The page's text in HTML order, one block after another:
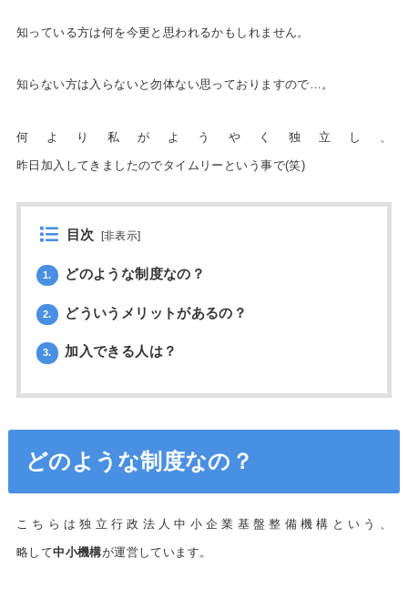
知っている方は何を今更と思われるかもしれません。
知らない方は入らないと勿体ない思っておりますので…。
何より私がようやく独立し、
昨日加入してきましたのでタイムリーという事で(笑)
目次 [非表示]
1. どのような制度なの？
2. どういうメリットがあるの？
3. 加入できる人は？
どのような制度なの？
こちらは独立行政法人中小企業基盤整備機構という、
略して中小機構が運営しています。